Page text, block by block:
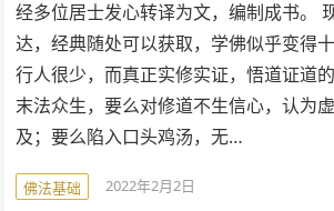
经多位居士发心转译为文，编制成书。
达，经典随处可以获取，学佛似乎变得
行人很少，而真正实修实证，悟道证道
末法众生，要么对修道不生信心，认为
及；要么陷入口头鸡汤，无…
佛法基础 2022年2月2日